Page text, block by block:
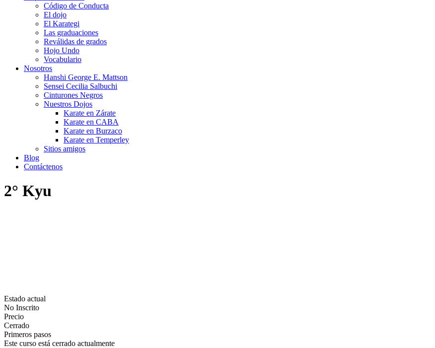
Código de Conducta
El dojo
El Karategi
Las graduaciones
Reválidas de grados
Hojo Undo
Vocabulario
Nosotros
Hanshi George E. Mattson
Sensei Cecilia Salbuchi
Cinturones Negros
Nuestros Dojos
Karate en Zárate
Karate en CABA
Karate en Burzaco
Karate en Temperley
Sitios amigos
Blog
Contáctenos
2° Kyu
Estado actual
No Inscrito
Precio
Cerrado
Primeros pasos
Este curso está cerrado actualmente